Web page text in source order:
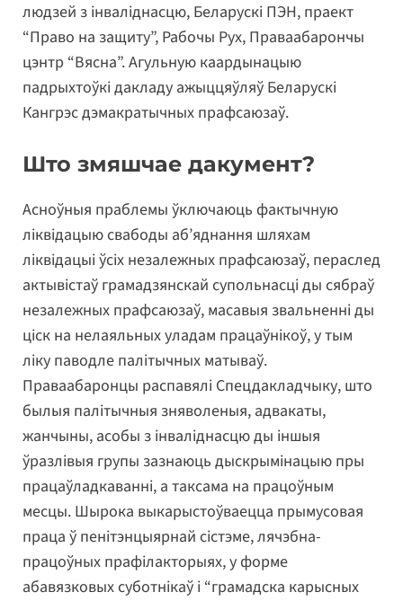
людзей з інваліднасцю, Беларускі ПЭН, праект
“Право на защиту”, Рабочы Рух, Праваабарончы
цэнтр “Вясна”. Агульную каардынацыю
падрыхтоўкі дакладу ажыццяўляў Беларускі
Кангрэс дэмакратычных прафсаюзаў.
Што змяшчае дакумент?
Асноўныя праблемы ўключаюць фактычную
ліквідацыю свабоды аб’яднання шляхам
ліквідацыі ўсіх незалежных прафсаюзаў, пераслед
актывістаў грамадзянскай супольнасці ды сябраў
незалежных прафсаюзаў, масавыя звальненні ды
ціск на нелаяльных уладам працаўнікоў, у тым
ліку паводле палітычных матываў.
Праваабаронцы распавялі Спецдакладчыку, што
былыя палітычныя зняволеныя, адвакаты,
жанчыны, асобы з інваліднасцю ды іншыя
ўразлівыя групы зазнаюць дыскрымінацыю пры
працаўладкаванні, а таксама на працоўным
месцы. Шырока выкарыстоўваецца прымусовая
праца ў пенітэнцыярнай сістэме, лячэбна-
працоўных прафілакторыях, у форме
абавязковых суботнікаў і “грамадска карысных